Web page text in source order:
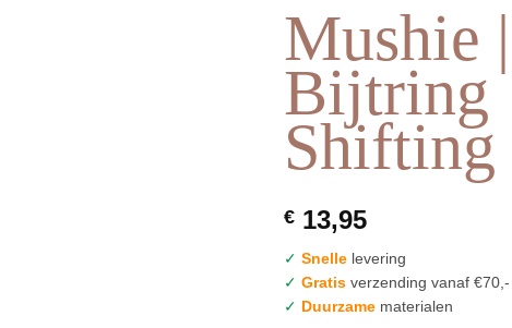
Mushie |
Bijtring
Shifting
€ 13,95
✓ Snelle levering
✓ Gratis verzending vanaf €70,-
✓ Duurzame materialen